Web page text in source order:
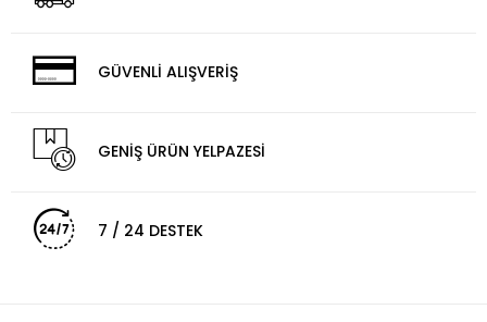
GÜVENLİ ALIŞVERİŞ
GENİŞ ÜRÜN YELPAZESİ
7 / 24 DESTEK